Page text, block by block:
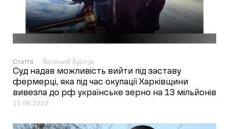
Стаття Великий Бурлук
Суд надав можливість вийти під заставу
фермерці, яка під час окупації Харківщини
вивезла до рф українське зерно на 13 мільйонів
11.08.2023